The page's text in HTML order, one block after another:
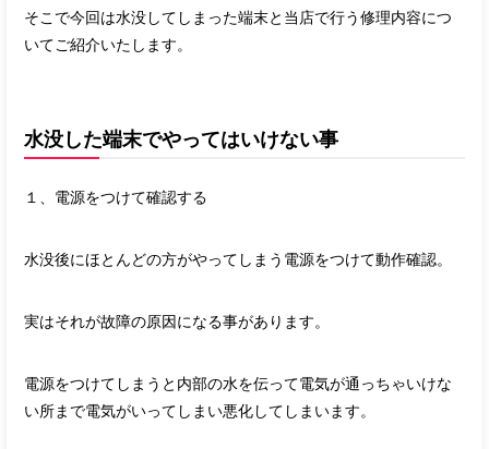
そこで今回は水没してしまった端末と当店で行う修理内容につ
いてご紹介いたします。
水没した端末でやってはいけない事
１、電源をつけて確認する
水没後にほとんどの方がやってしまう電源をつけて動作確認。
実はそれが故障の原因になる事があります。
電源をつけてしまうと内部の水を伝って電気が通っちゃいけな
い所まで電気がいってしまい悪化してしまいます。